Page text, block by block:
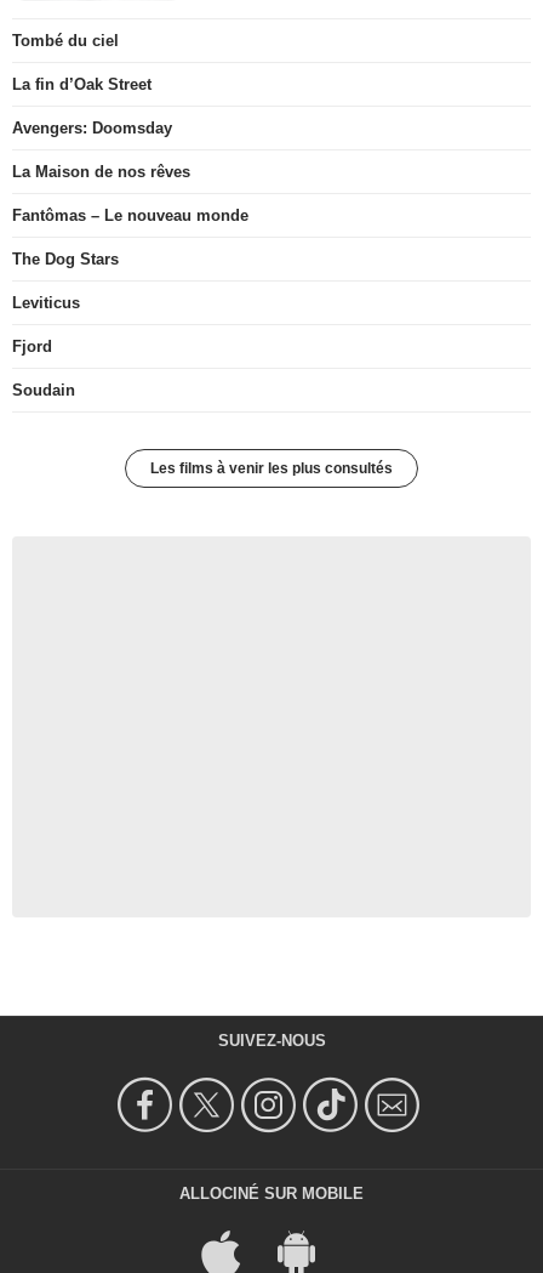
Tombé du ciel
La fin d’Oak Street
Avengers: Doomsday
La Maison de nos rêves
Fantômas – Le nouveau monde
The Dog Stars
Leviticus
Fjord
Soudain
Les films à venir les plus consultés
SUIVEZ-NOUS
ALLOCINÉ SUR MOBILE